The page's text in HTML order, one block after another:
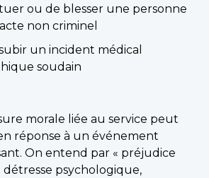
ou de blesser une personne
non criminel
un incident médical
soudain
morale liée au service peut
réponse à un événement
On entend par « préjudice
détresse psychologique,